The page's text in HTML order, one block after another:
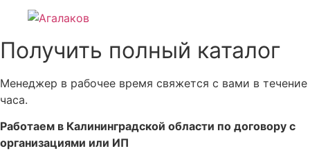
Получить полный каталог
Менеджер в рабочее время свяжется с вами в течение
часа.
Работаем в Калининградской области по договору с
организациями или ИП